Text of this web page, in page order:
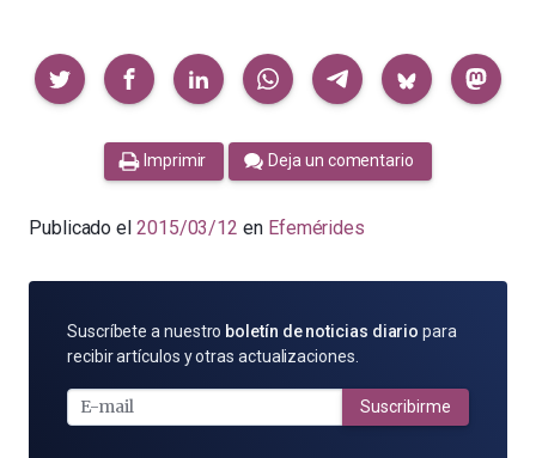
Compartir
Imprimir Deja un comentario
Publicado el 2015/03/12 en Efemérides
SUSCRÍBETE
POR
MAIL
Suscríbete a nuestro boletín de noticias diario para
recibir artículos y otras actualizaciones.
Suscribirme